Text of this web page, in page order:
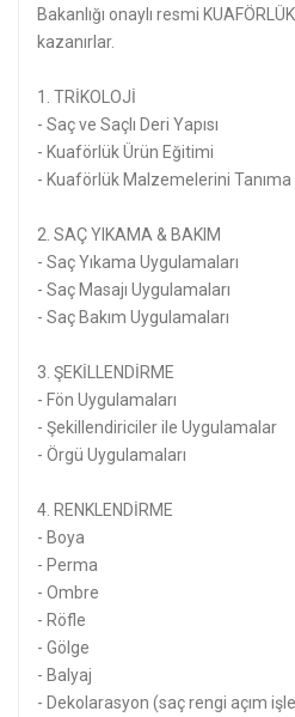
Bakanlığı onaylı resmi
kazanırlar.
1. TRİKOLOJİ
- Saç ve Saçlı Deri Yapısı
- Kuaförlük Ürün Eğitimi
- Kuaförlük Malzemelerini Tanıma
2. SAÇ YIKAMA & BAKIM
- Saç Yıkama Uygulamaları
- Saç Masajı Uygulamaları
- Saç Bakım Uygulamaları
3. ŞEKİLLENDİRME
- Fön Uygulamaları
- Şekillendiriciler ile Uygulamalar
- Örgü Uygulamaları
4. RENKLENDİRME
- Boya
- Perma
- Ombre
- Röfle
- Gölge
- Balyaj
- Dekolarasyon (saç rengi açım